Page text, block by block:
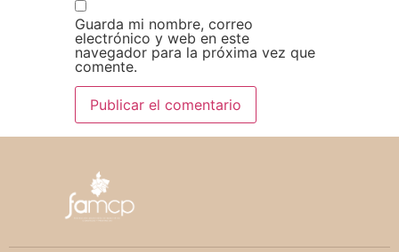
Guarda mi nombre, correo
electrónico y web en este
navegador para la próxima vez que
comente.